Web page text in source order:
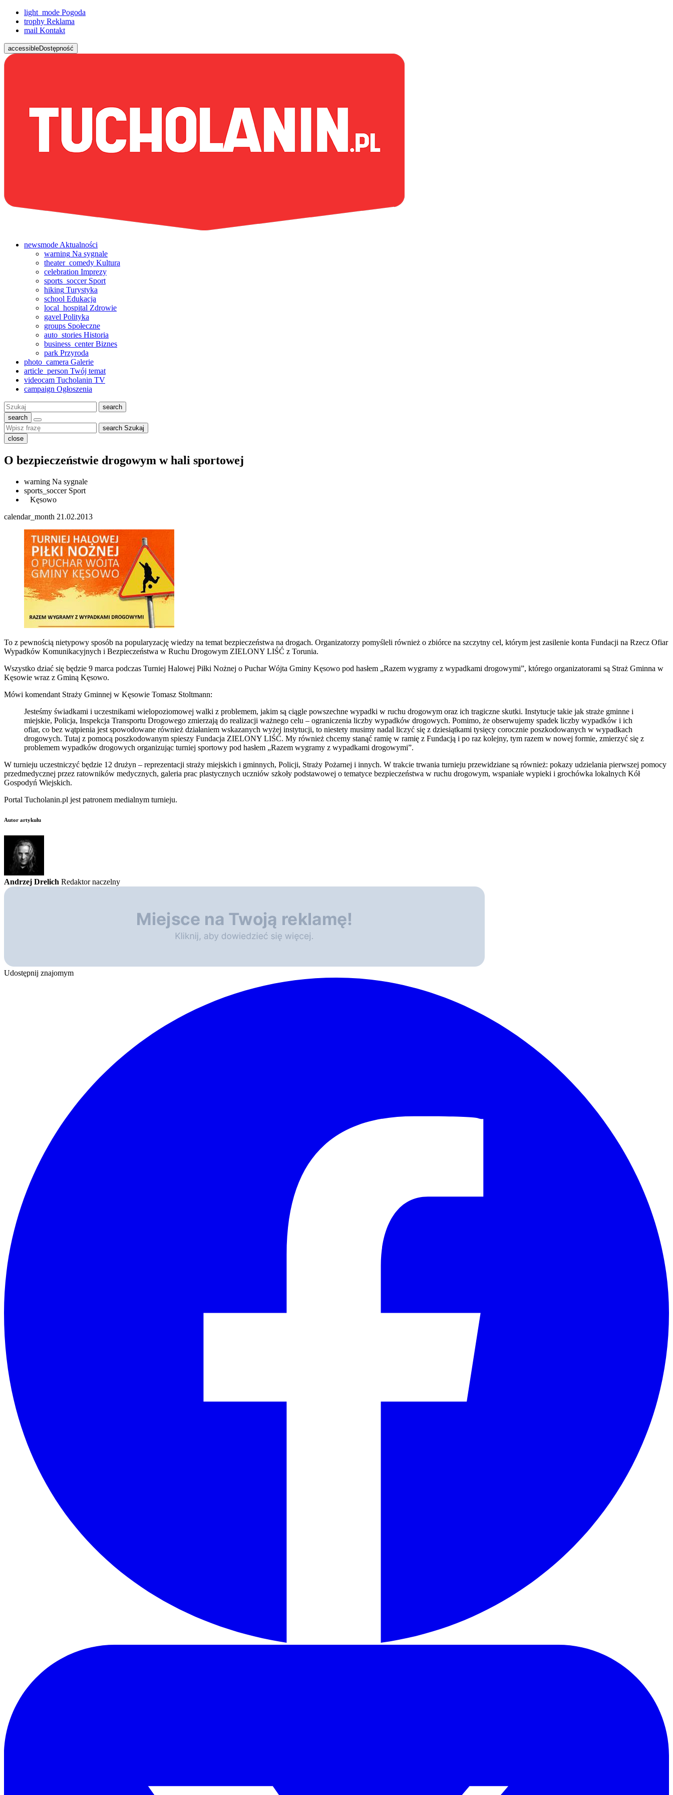
light_mode Pogoda
trophy Reklama
mail Kontakt
accessibleDostępność
newsmode Aktualności
warning Na sygnale
theater_comedy Kultura
celebration Imprezy
sports_soccerSport
hiking Turystyka
school Edukacja
local_hospital Zdrowie
gavel Polityka
groups Społeczne
auto_stories Historia
business_centerBiznes
park Przyroda
photo_camera Galerie
article_person Twój temat
videocam Tucholanin TV
campaign Ogłoszenia
Szukaj:
search
search
search Szukaj
close
O bezpieczeństwie drogowym w hali sportowej
warning Na sygnale
sports_soccerSport
Kęsowo
calendar_month 21.02.2013
To z pewnością nietypowy sposób na popularyzację wiedzy na temat bezpieczeństwa na drogach. Organizatorzy pomyśleli również o zbiórce na szczytny cel, którym jest zasilenie konta Fundacji na Rzecz Ofiar
Wypadków Komunikacyjnych i Bezpieczeństwa w Ruchu Drogowym ZIELONY LIŚĆ z Torunia.
Wszystko dziać się będzie 9 marca podczas Turniej Halowej Piłki Nożnej o Puchar Wójta Gminy Kęsowo pod hasłem „Razem wygramy z wypadkami drogowymi”, którego organizatorami są Straż Gminna w
Kęsowie wraz z Gminą Kęsowo.
Mówi komendant Straży Gminnej w Kęsowie Tomasz Stoltmann:
Jesteśmy świadkami i uczestnikami wielopoziomowej walki z problemem, jakim są ciągle powszechne wypadki w ruchu drogowym oraz ich tragiczne skutki. Instytucje takie jak straże gminne i
miejskie, Policja, Inspekcja Transportu Drogowego zmierzają do realizacji ważnego celu – ograniczenia liczby wypadków drogowych. Pomimo, że obserwujemy spadek liczby wypadków i ich
ofiar, co bez wątpienia jest spowodowane również działaniem wskazanych wyżej instytucji, to niestety musimy nadal liczyć się z dziesiątkami tysięcy corocznie poszkodowanych w wypadkach
drogowych. Tutaj z pomocą poszkodowanym spieszy Fundacja ZIELONY LIŚĆ. My również chcemy stanąć ramię w ramię z Fundacją i po raz kolejny, tym razem w nowej formie, zmierzyć się z
problemem wypadków drogowych organizując turniej sportowy pod hasłem „Razem wygramy z wypadkami drogowymi”.
W turnieju uczestniczyć będzie 12 drużyn – reprezentacji straży miejskich i gminnych, Policji, Straży Pożarnej i innych. W trakcie trwania turnieju przewidziane są również: pokazy udzielania pierwszej pomocy
przedmedycznej przez ratowników medycznych, galeria prac plastycznych uczniów szkoły podstawowej o tematyce bezpieczeństwa w ruchu drogowym, wspaniałe wypieki i grochówka lokalnych Kół
Gospodyń Wiejskich.
Portal Tucholanin.pl jest patronem medialnym turnieju.
Autor artykułu
Andrzej Drelich Redaktor naczelny
Udostępnij znajomym